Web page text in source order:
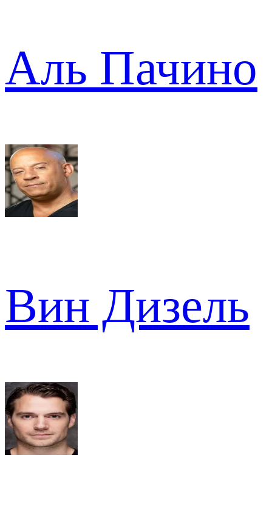
Аль Пачино
Вин Дизель